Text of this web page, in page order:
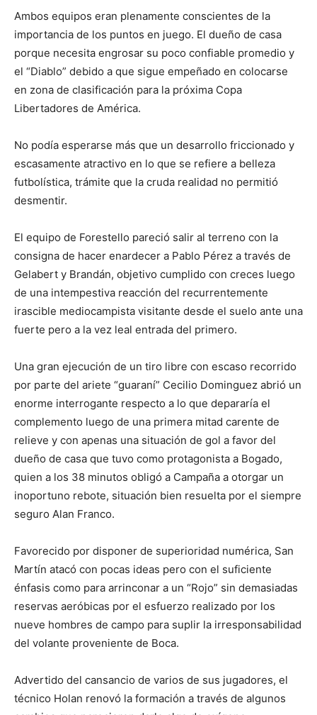
Ambos equipos eran plenamente conscientes de la
importancia de los puntos en juego. El dueño de casa
porque necesita engrosar su poco confiable promedio y
el “Diablo” debido a que sigue empeñado en colocarse
en zona de clasificación para la próxima Copa
Libertadores de América.
No podía esperarse más que un desarrollo friccionado y
escasamente atractivo en lo que se refiere a belleza
futbolística, trámite que la cruda realidad no permitió
desmentir.
El equipo de Forestello pareció salir al terreno con la
consigna de hacer enardecer a Pablo Pérez a través de
Gelabert y Brandán, objetivo cumplido con creces luego
de una intempestiva reacción del recurrentemente
irascible mediocampista visitante desde el suelo ante una
fuerte pero a la vez leal entrada del primero.
Una gran ejecución de un tiro libre con escaso recorrido
por parte del ariete “guaraní” Cecilio Dominguez abrió un
enorme interrogante respecto a lo que depararía el
complemento luego de una primera mitad carente de
relieve y con apenas una situación de gol a favor del
dueño de casa que tuvo como protagonista a Bogado,
quien a los 38 minutos obligó a Campaña a otorgar un
inoportuno rebote, situación bien resuelta por el siempre
seguro Alan Franco.
Favorecido por disponer de superioridad numérica, San
Martín atacó con pocas ideas pero con el suficiente
énfasis como para arrinconar a un “Rojo” sin demasiadas
reservas aeróbicas por el esfuerzo realizado por los
nueve hombres de campo para suplir la irresponsabilidad
del volante proveniente de Boca.
Advertido del cansancio de varios de sus jugadores, el
técnico Holan renovó la formación a través de algunos